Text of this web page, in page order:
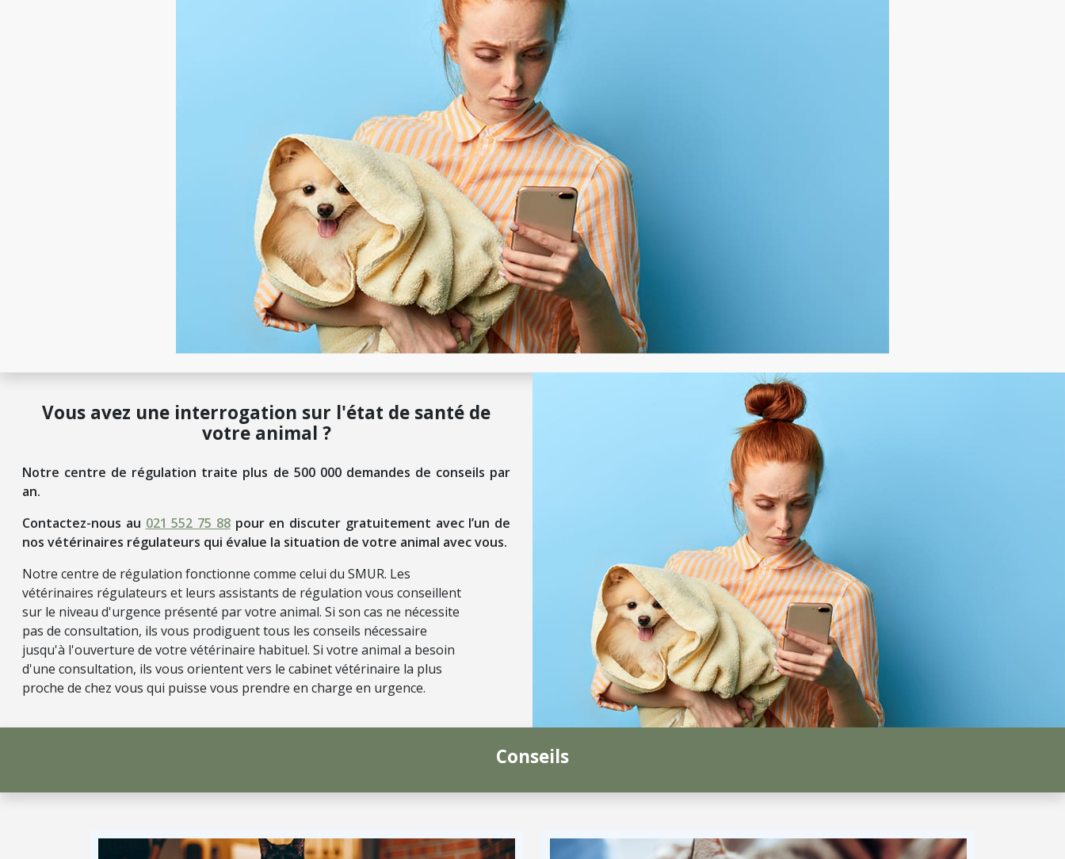
Vous avez une interrogation sur l'état de santé de
votre animal ?
Notre centre de régulation traite plus de 500 000 demandes de conseils par
an.
Contactez-nous au 021 552 75 88pour en discuter gratuitement avec l’un de
nos vétérinaires régulateurs qui évalue la situation de votre animal avec vous.
Notre centre de régulation fonctionne comme celui du SMUR. Les
vétérinaires régulateurs et leurs assistants de régulation vous conseillent
sur le niveau d'urgence présenté par votre animal. Si son cas ne nécessite
pas de consultation, ils vous prodiguent tous les conseils nécessaire
jusqu'à l'ouverture de votre vétérinaire habituel. Si votre animal a besoin
d'une consultation, ils vous orientent vers le cabinet vétérinaire la plus
proche de chez vous qui puisse vous prendre en charge en urgence.
Conseils